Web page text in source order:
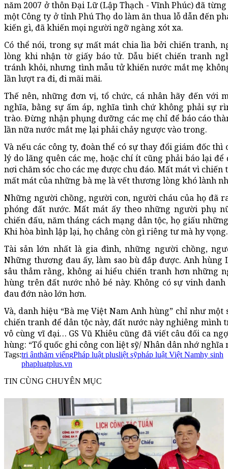
năm 2007 ở thôn Đại Lữ (Lập Thạch - Vĩnh Phúc) đã
một Công ty ở tỉnh Phú Thọ do làm ăn thua lỗ dẫn đến
kiến gì, đã khiến mọi người ngỡ ngàng xót xa.
Có thể nói, trong sự mất mát chia lìa bởi chiến tranh,
lòng khi nhận tờ giấy báo tử. Dẫu biết chiến tranh
tránh khỏi, nhưng tình mẫu tử khiến nước mắt mẹ
lần lượt ra đi, đi mãi mãi.
Thế nên, những đơn vị, tổ chức, cá nhân hãy đến với
nghĩa, bằng sự ấm áp, nghĩa tình chứ không phải sự
trào. Đừng nhận phụng dưỡng các mẹ chỉ để báo cáo
lần nữa nước mắt mẹ lại phải chảy ngược vào trong.
Và nếu các công ty, đoàn thể có sự thay đổi giám đốc
lý do lãng quên các mẹ, hoặc chí ít cũng phải báo lại
nơi chăm sóc cho các mẹ được chu đáo. Mất mát vì
mất mát của những bà mẹ là vết thương lòng khó lành
Những người chồng, người con, người cháu của họ đã
phóng đất nước. Mất mát ấy theo những người phụ
chiến đấu, năm tháng cách mạng dân tộc, họ giấu
Khi hòa bình lập lại, họ chẳng còn gì riêng tư mà hy vọng.
Tài sản lớn nhất là gia đình, những người chồng,
Những thương đau ấy, làm sao bù đắp được. Anh
sâu thẳm rằng, không ai hiểu chiến tranh hơn những
hùng trên đất nước nhỏ bé này. Không có sự vinh
đau đớn nào lớn hơn.
Và, danh hiệu “Bà mẹ Việt Nam Anh hùng” chỉ như
chiến tranh để dân tộc này, đất nước này nghiêng mình
vô cùng vĩ đại… GS Vũ Khiêu cũng đã viết câu đối ca
hùng: “Tổ quốc ghi công con liệt sỹ/ Nhân dân nhớ nghĩa
Tags:tri ânthăm viếngPháp luật plusliệt sỹpháp luật Việt Namhy sinh
phapluatplus.vn
TIN CÙNG CHUYÊN MỤC